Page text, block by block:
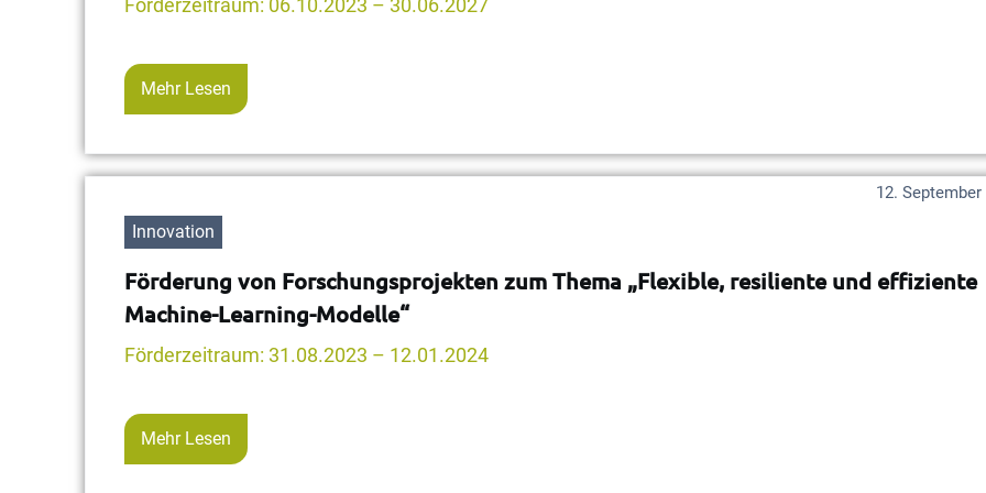
Förderzeitraum: 06.10.2023 – 30.06.2027
Mehr Lesen
Innovation
12. September
Förderung von Forschungsprojekten zum Thema „Flexible, resiliente und effiziente
Machine-Learning-Modelle“
Förderzeitraum: 31.08.2023 – 12.01.2024
Mehr Lesen